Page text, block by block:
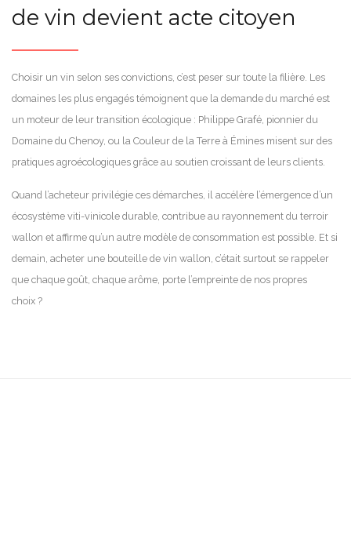
de vin devient acte citoyen
Choisir un vin selon ses convictions, c’est peser sur toute la filière. Les
domaines les plus engagés témoignent que la demande du marché est
un moteur de leur transition écologique : Philippe Grafé, pionnier du
Domaine du Chenoy, ou la Couleur de la Terre à Émines misent sur des
pratiques agroécologiques grâce au soutien croissant de leurs clients.
Quand l’acheteur privilégie ces démarches, il accélère l’émergence d’un
écosystème viti-vinicole durable, contribue au rayonnement du terroir
wallon et affirme qu’un autre modèle de consommation est possible. Et si
demain, acheter une bouteille de vin wallon, c’était surtout se rappeler
que chaque goût, chaque arôme, porte l’empreinte de nos propres
choix ?